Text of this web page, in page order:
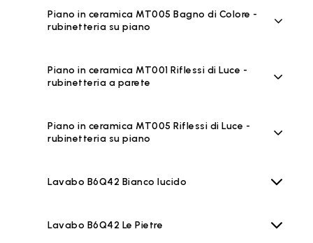
Piano in ceramica MT005 Bagno di Colore -
rubinetteria su piano
Piano in ceramica MT001 Riflessi di Luce -
rubinetteria a parete
Piano in ceramica MT005 Riflessi di Luce -
rubinetteria su piano
Lavabo B6Q42 Bianco lucido
Lavabo B6Q42 Le Pietre